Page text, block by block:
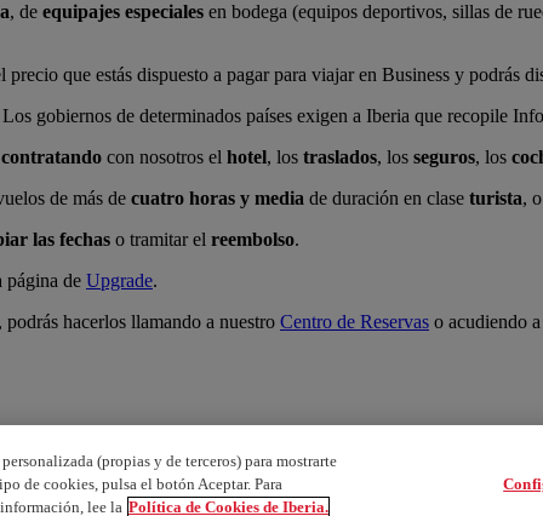
, de equipajes especiales en bodega (equipos deportivos, sillas de
precio que estás dispuesto a pagar para viajar en Business y podrás
gobiernos de determinados países exigen a Iberia que recopile
con nosotros el hotel, los traslados, los seguros, los
de más de cuatro horas y media de duración en clase turista,
las fechas o tramitar el reembolso.
página de Upgrade.
hacerlos llamando a nuestro Centro de Reservas o acudiendo
(propias y de terceros) para mostrarte
de cookies, pulsa el botón Aceptar. Para
lee la Política de Cookies de Iberia.